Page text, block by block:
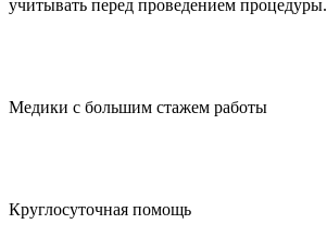
учитывать перед проведением процедуры.
Медики с большим стажем работы
Круглосуточная помощь